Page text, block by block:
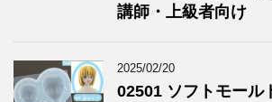
講師・上級者向け
2025/02/20
02501 ソフトモール